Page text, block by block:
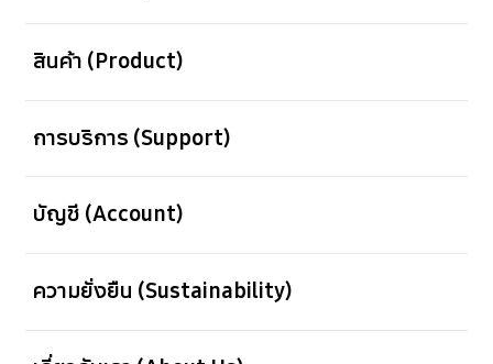
สินค้า (Product)
การบริการ (Support)
บัญชี (Account)
ความยั่งยืน (Sustainability)